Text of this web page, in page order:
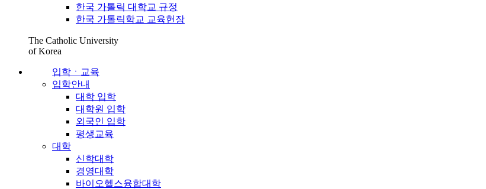
한국 가톨릭 대학교 규정
한국 가톨릭학교 교육헌장
The Catholic University
of Korea
입학ㆍ교육
입학안내
대학 입학
대학원 입학
외국인 입학
평생교육
대학
신학대학
경영대학
바이오헬스융합대학